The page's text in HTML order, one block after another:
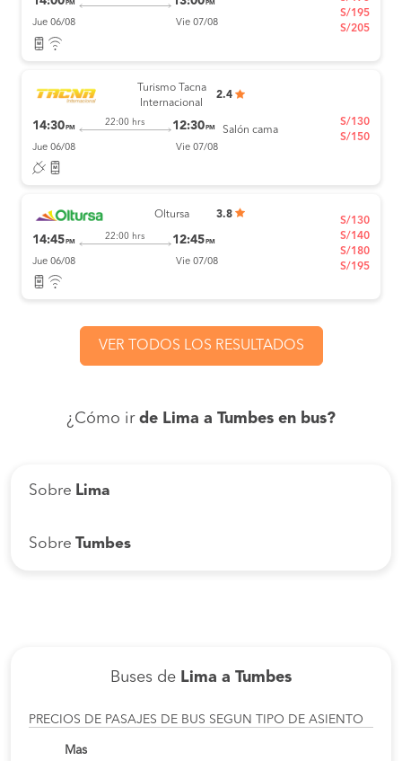
PM PM
Jue 06/08 Vie 07/08
S/195
S/205
Turismo Tacna
Internacional
2.4
14:30 PM
22:00 hrs 12:30 PM
Jue 06/08 Vie 07/08
Salón cama
S/130
S/150
Oltursa 3.8
14:45 PM
22:00 hrs 12:45 PM
Jue 06/08 Vie 07/08
S/130
S/140
S/180
S/195
VER TODOS LOS RESULTADOS
¿Cómo ir de Lima a Tumbes en bus?
Sobre Lima
Sobre Tumbes
Buses de Lima a Tumbes
PRECIOS DE PASAJES DE BUS SEGUN TIPO DE ASIENTO
Mas